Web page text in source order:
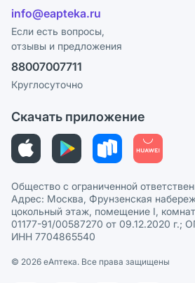
Блог
Лицензия
Реклама на сайте
Ваши товары на ЕАПТЕКЕ
Программа СберСпасибо
Политика конфиденциальности
Пользовательское соглашение
Политика рекомендаций
Этика и соответствие
Политика в отношении обработки
info@eapteka.ru
Если есть вопросы,
отзывы и предложения
88007007711
Круглосуточно
Скачать приложение
Общество с ограниченной
Адрес: Москва, Фрунзенская
цокольный этаж, помещение I,
01177-91/00587270 от 09.12.2020 г.;
ИНН 7704865540
© 2026 eАптека. Все права защищены